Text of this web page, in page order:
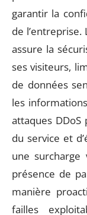
garantir la
de l’entreprise.
assure la
ses visiteurs,
de données
les
attaques
du service et
une
présence de
manière
failles